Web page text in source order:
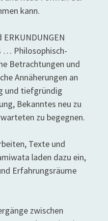
kann.
ERKUNDUNGEN
… Philosophisch-
Betrachtungen und
Annäherungen an
und tiefgründig
Bekanntes neu zu
zu begegnen.
Texte und
laden dazu ein,
Erfahrungsräume
zwischen